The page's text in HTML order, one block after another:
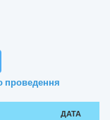
проведення
ДАТА